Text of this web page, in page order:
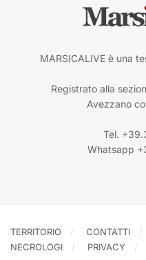
MARSICALIVE è una
Registrato alla
Avezzano
Tel.
Whatsapp
TERRITORIO CONTATTI
NECROLOGI
PRIVACY